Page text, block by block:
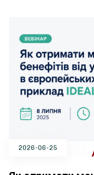
2026-06-25